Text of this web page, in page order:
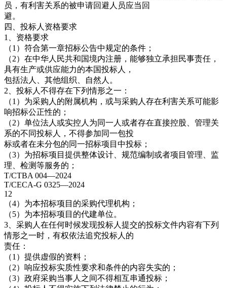
员，有利害关系的被申请回避人员应当回
避。
四、投标人资格要求
1、资格要求
（1）符合第一章招标公告中规定的条件；
（2）在中华人民共和国境内注册，能够独立承担民事责任，
具有生产或供应能力的本国投标人，
包括法人、其他组织、自然人。
2、投标人不得存在下列情形之一：
（1）为采购人的附属机构，或与采购人存在利害关系可能影
响招标公正性的；
（2）单位法人或实控人为同一人或者存在直接控股、管理关
系的不同投标人，不得参加同一包投
标或者在未分包的同一招标项目中投标；
（3）为招标项目提供整体设计、规范编制或者项目管理、监
理、检测等服务的；
T/CTBA 004—2024
T/CECA-G 0325—2024
12
（4）为本招标项目的采购代理机构；
（5）为本招标项目的代建单位。
3、采购人在任何时候发现投标人提交的投标文件内容有下列
情形之一时，有权依法追究投标人的
责任：
（1）提供虚假的资料；
（2）响应投标实质性要求和条件的内容失实的；
（3）政府采购当事人之间不得相互串通投标；